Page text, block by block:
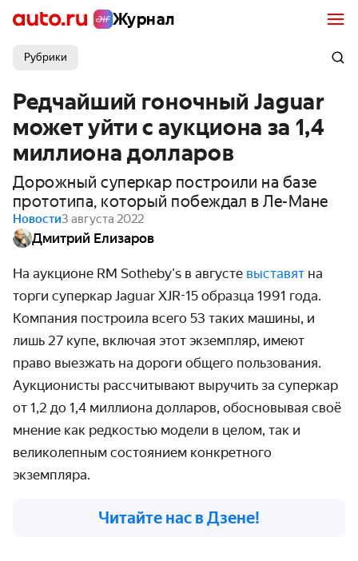
Журнал
Рубрики
Редчайший гоночный Jaguar
может уйти с аукциона за 1,4
миллиона долларов
Дорожный суперкар построили на базе
прототипа, который побеждал в Ле-Мане
Новости3 августа 2022
Дмитрий Елизаров
На аукционе RM Sotheby's в августе выставят на
торги суперкар Jaguar XJR-15 образца 1991 года.
Компания построила всего 53 таких машины, и
лишь 27 купе, включая этот экземпляр, имеют
право выезжать на дороги общего пользования.
Аукционисты рассчитывают выручить за суперкар
от 1,2 до 1,4 миллиона долларов, обосновывая своё
мнение как редкостью модели в целом, так и
великолепным состоянием конкретного
экземпляра.
Читайте нас в Дзене!